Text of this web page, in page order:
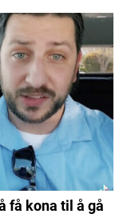
få kona til å gå